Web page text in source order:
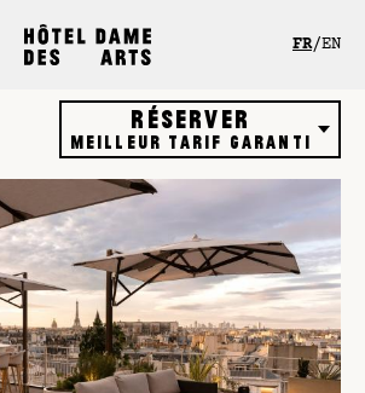
FR EN
Réserver
Meilleur tarif garanti
Hôtel
Restaurant
Rooftop bar
Bons cadeaux